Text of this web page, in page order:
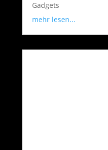
Gadgets
mehr lesen...